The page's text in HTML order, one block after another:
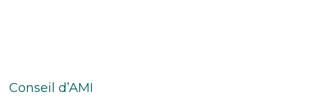
Conseil d’AMI